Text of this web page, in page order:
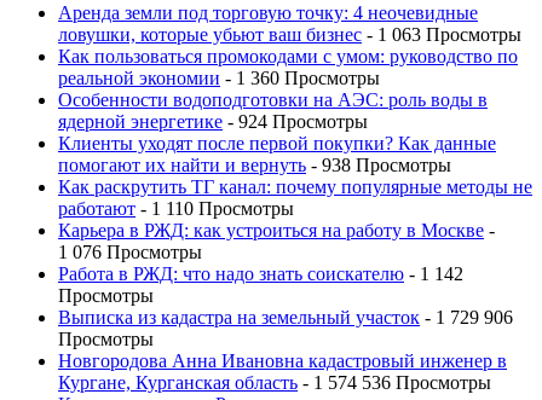
Аренда земли под торговую точку: 4 неочевидные
ловушки, которые убьют ваш бизнес - 1 063 Просмотры
Как пользоваться промокодами с умом: руководство по
реальной экономии - 1 360 Просмотры
Особенности водоподготовки на АЭС: роль воды в
ядерной энергетике - 924 Просмотры
Клиенты уходят после первой покупки? Как данные
помогают их найти и вернуть - 938 Просмотры
Как раскрутить ТГ канал: почему популярные методы не
работают - 1 110 Просмотры
Карьера в РЖД: как устроиться на работу в Москве -
1 076 Просмотры
Работа в РЖД: что надо знать соискателю - 1 142
Просмотры
Выписка из кадастра на земельный участок - 1 729 906
Просмотры
Новгородова Анна Ивановна кадастровый инженер в
Кургане, Курганская область - 1 574 536 Просмотры